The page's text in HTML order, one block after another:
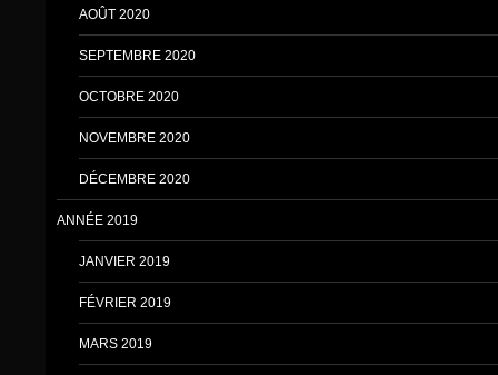
AOÛT 2020
SEPTEMBRE 2020
OCTOBRE 2020
NOVEMBRE 2020
DÉCEMBRE 2020
ANNÉE 2019
JANVIER 2019
FÉVRIER 2019
MARS 2019